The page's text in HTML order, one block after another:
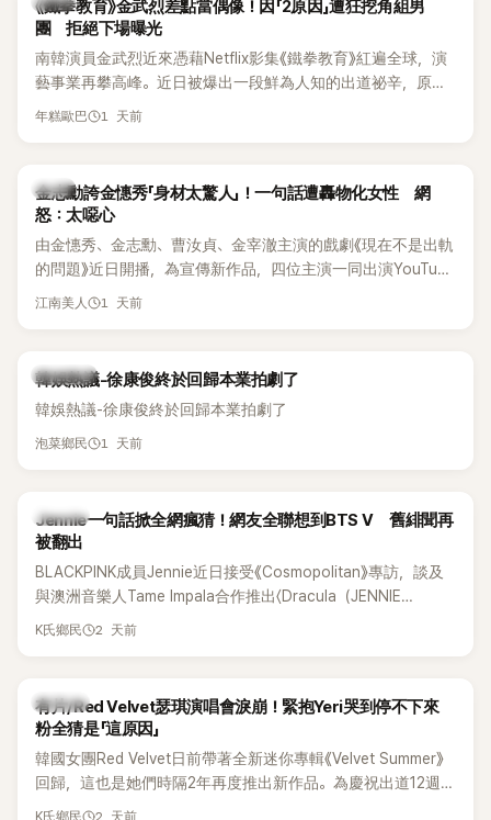
智英兩位女成員，以及張錫炫、Chris Kim 兩位男成員組成。不
過後來爆出長達四年的團內霸凌風波，甚至傳出徐智英母親對
李智惠言語辱罵、動手等爭議，最終團體於 2002 年解散。 團
體解散後，李智惠轉型 solo，靠著綜藝與歌唱實力持續活躍演
藝圈。據悉，她當年能加入 S#arp，也與 李尚敏 的賞識有關。
感情方面，李智惠於 2017 年與圈外男友結婚，婚後育有兩個
目，她經營的 YouTube 頻道也即將突破百萬訂閱，近年內容深
受網友喜愛，再度迎來事業第二春。
《鐵拳教育》金武烈差點當偶像！因「2原因」遭狂挖角組男
團 拒絕下場曝光
南韓演員金武烈近來憑藉Netflix影集《鐵拳教育》紅遍全球，演
藝事業再攀高峰。近日被爆出一段鮮為人知的出道祕辛，原來
他當年差點不是以演員身分出道，而是成為男團偶像的一員。
年糕歐巴 1 天前
韓星
金志勳誇金憓秀「身材太驚人」！一句話遭轟物化女性 網
怒：太噁心
由金憓秀、金志勳、曹汝貞、金宰澈主演的戲劇《現在不是出軌
的問題》近日開播，為宣傳新作品，四位主演一同出演YouTube
節目，不料訪談中的一段發言卻意外掀起爭議。不少網友認
江南美人 1 天前
熱議討論
韓娛熱議-徐康俊終於回歸本業拍劇了
韓娛熱議-徐康俊終於回歸本業拍劇了
泡菜鄉民 1 天前
K-POP
Jennie一句話掀全網瘋猜！網友全聯想到BTS V 舊緋聞再
被翻出
BLACKPINK成員Jennie近日接受《Cosmopolitan》專訪，談及
與澳洲音樂人Tame Impala合作推出〈Dracula（JENNIE
Remix）〉的幕後故事，沒想到她一句關於「共同朋友」的回答，
K氏鄉民 2 天前
K-POP
有片/Red Velvet瑟琪演唱會淚崩！緊抱Yeri哭到停不下來
粉全猜是「這原因」
韓國女團Red Velvet日前帶著全新迷你專輯《Velvet Summer》
回歸，這也是她們時隔2年再度推出新作品。為慶祝出道12週
年，五位成員也一連舉辦三場粉絲演唱會，與粉絲共同回顧經
K氏鄉民